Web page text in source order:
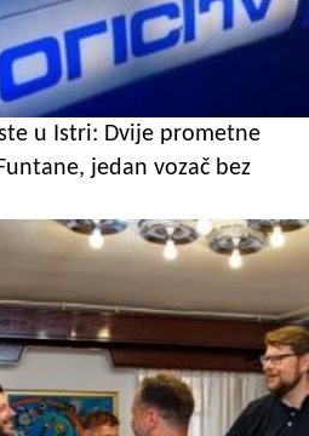
u Istri: Dvije prometne
jedan vozač bez